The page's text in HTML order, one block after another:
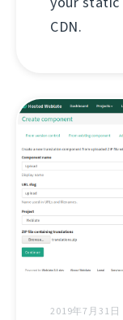
CDN.
2019年7月31日